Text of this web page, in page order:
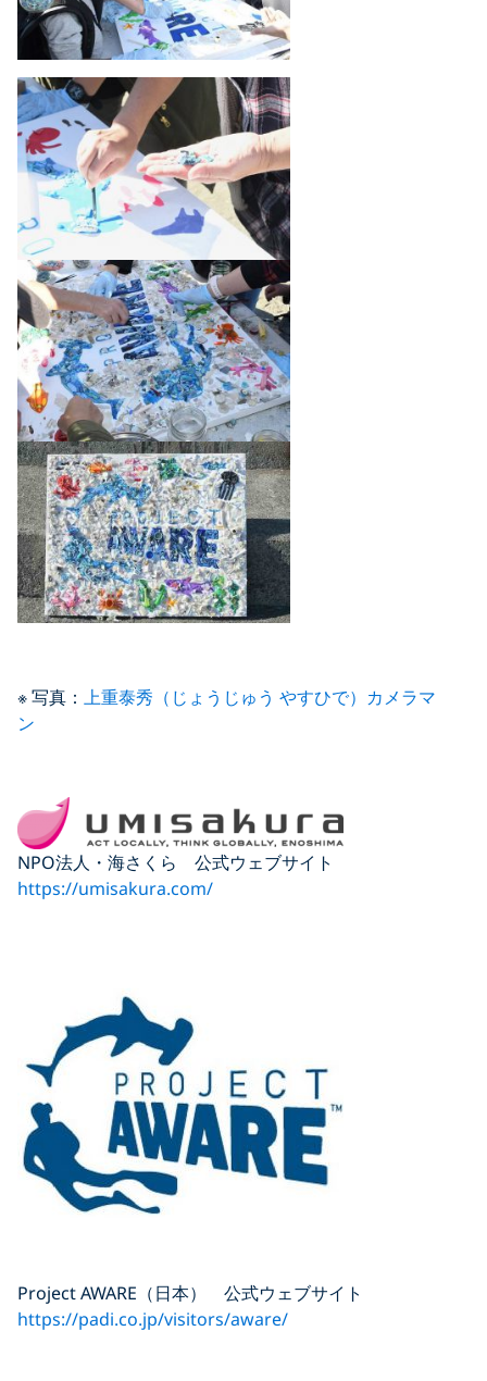
※ 写真： 上重泰秀（じょうじゅう やすひで）カメラマ
ン
NPO法人・海さくら 公式ウェブサイト
https://umisakura.com/
Project AWARE（日本） 公式ウェブサイト
https://padi.co.jp/visitors/aware/